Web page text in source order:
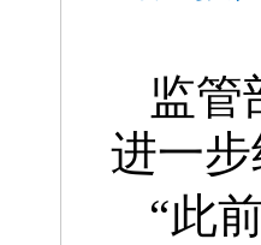
监管
进一
“此